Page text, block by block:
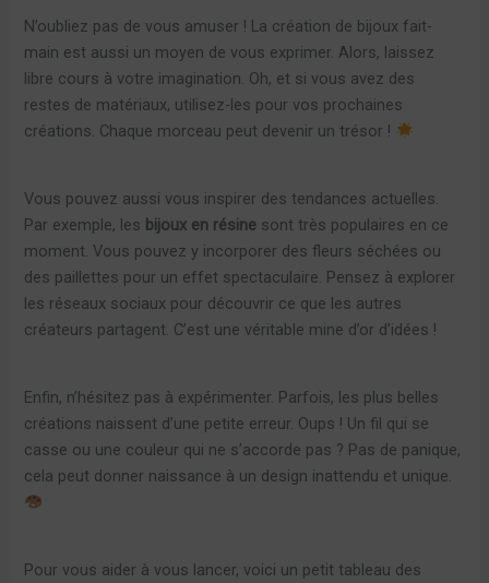
N’oubliez pas de vous amuser ! La création de bijoux fait-
main est aussi un moyen de vous exprimer. Alors, laissez
libre cours à votre imagination. Oh, et si vous avez des
restes de matériaux, utilisez-les pour vos prochaines
créations. Chaque morceau peut devenir un trésor !
Vous pouvez aussi vous inspirer des tendances actuelles.
Par exemple, les bijoux en résine sont très populaires en ce
moment. Vous pouvez y incorporer des fleurs séchées ou
des paillettes pour un effet spectaculaire. Pensez à explorer
les réseaux sociaux pour découvrir ce que les autres
créateurs partagent. C’est une véritable mine d’or d’idées !
Enfin, n’hésitez pas à expérimenter. Parfois, les plus belles
créations naissent d’une petite erreur. Oups ! Un fil qui se
casse ou une couleur qui ne s’accorde pas ? Pas de panique,
cela peut donner naissance à un design inattendu et unique.
Pour vous aider à vous lancer, voici un petit tableau des